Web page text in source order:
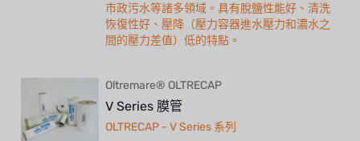
市政污水等諸多領域。具有脫鹽性能好、清洗
恢復性好、壓降（壓力容器進水壓力和濃水之
間的壓力差值）低的特點。
Oltremare® OLTRECAP
V Series 膜管
OLTRECAP - V Series 系列